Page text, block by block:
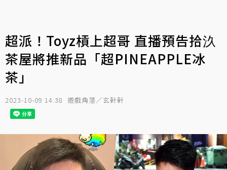
超派！Toyz槓上超哥 直播預告拾汣
茶屋將推新品「超PINEAPPLE冰
茶」
2023-10-09 14:38 遊戲角落／玄軒軒